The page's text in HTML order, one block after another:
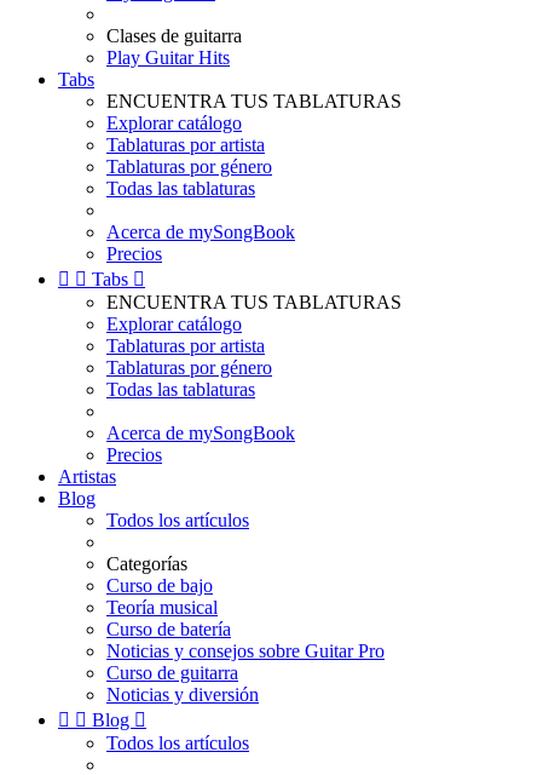
Clases de guitarra
Play Guitar Hits
Tabs
ENCUENTRA TUS TABLATURAS
Explorar catálogo
Tablaturas por artista
Tablaturas por género
Todas las tablaturas
Acerca de mySongBook
Precios
  Tabs 
ENCUENTRA TUS TABLATURAS
Explorar catálogo
Tablaturas por artista
Tablaturas por género
Todas las tablaturas
Acerca de mySongBook
Precios
Artistas
Blog
Todos los artículos
Categorías
Curso de bajo
Teoría musical
Curso de batería
Noticias y consejos sobre Guitar Pro
Curso de guitarra
Noticias y diversión
  Blog 
Todos los artículos